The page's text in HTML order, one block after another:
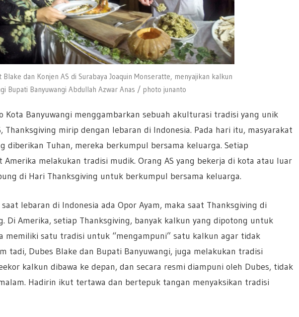
Blake dan Konjen AS di Surabaya Joaquin Monseratte, menyajikan kalkun
Bupati Banyuwangi Abdullah Azwar Anas / photo junanto
Kota Banyuwangi menggambarkan sebuah akulturasi tradisi yang unik
Thanksgiving mirip dengan lebaran di Indonesia. Pada hari itu, masyarakat
diberikan Tuhan, mereka berkumpul bersama keluarga. Setiap
Amerika melakukan tradisi mudik. Orang AS yang bekerja di kota atau luar
di Hari Thanksgiving untuk berkumpul bersama keluarga.
lebaran di Indonesia ada Opor Ayam, maka saat Thanksgiving di
Di Amerika, setiap Thanksgiving, banyak kalkun yang dipotong untuk
memiliki satu tradisi untuk “mengampuni” satu kalkun agar tidak
tadi, Dubes Blake dan Bupati Banyuwangi, juga melakukan tradisi
kalkun dibawa ke depan, dan secara resmi diampuni oleh Dubes, tidak
Hadirin ikut tertawa dan bertepuk tangan menyaksikan tradisi